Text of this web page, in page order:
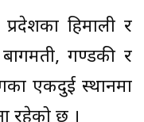
हिमाली र
गण्डकी र
एकदुई स्थानमा